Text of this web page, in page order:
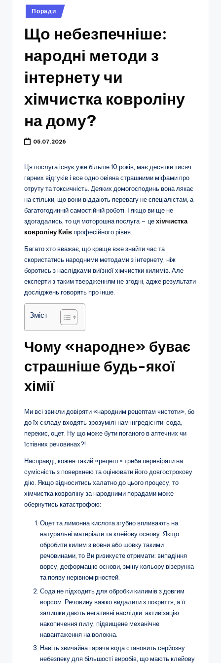
Опубліковано
у
Поради
Що небезпечніше:
народні методи з
інтернету чи
хімчистка ковроліну
на дому?
05.07.2026
Ця послуга існує уже більше 10 років, має десятки тисяч
гарних відгуків і все одно овіяна страшними міфами про
отруту та токсичність. Деяких домогосподинь вона лякає
на стільки, що вони віддають перевагу не спеціалістам, а
багатогодинній самостійній роботі. І якщо ви ще не
здогадались, то ця моторошна послуга – цехімчистка
ковроліну Київпрофесійного рівня.
Багато хто вважає, що краще вже знайти час та
скористатись народними методами з інтернету, ніж
боротись з наслідками виїзної хімчистки килимів. Але
експерти з таким твердженням не згодні, адже результати
досліджень говорять про інше.
Зміст
Чому «народне» буває
страшніше будь-якої
хімії
Ми всі звикли довіряти «народним рецептам чистоти», бо
до їх складу входять зрозумілі нам інгредієнти: сода,
перекис, оцет. Ну що може бути поганого в аптечних чи
їстівних речовинах?!
Насправді, кожен такий «рецепт» треба перевіряти на
сумісність з поверхнею та оцінювати його довгострокову
дію. Якщо відноситись халатно до цього процесу, то
хімчистка ковроліну за народними порадами може
обернутись катастрофою:
Оцет та лимонна кислота згубно впливають на
натуральні матеріали та клейову основу. Якщо
обробити килим з вовни або шовку такими
речовинами, то Ви ризикуєте отримати: випадіння
ворсу, деформацію основи, зміну кольору візерунка
та появу нерівномірностей.
Сода не підходить для обробки килимів з довгим
ворсом. Речовину важко видалити з покриття, а її
залишки дають негативні наслідки: активізацію
накопичення пилу, підвищене механічне
навантаження на волокна.
Навіть звичайна гаряча вода становить серйозну
небезпеку для більшості виробів, що мають клейову